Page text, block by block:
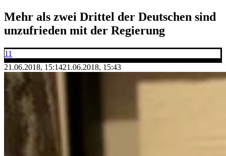
Mehr als zwei Drittel der Deutschen sind
unzufrieden mit der Regierung
11
21.06.2018, 15:1421.06.2018, 15:43